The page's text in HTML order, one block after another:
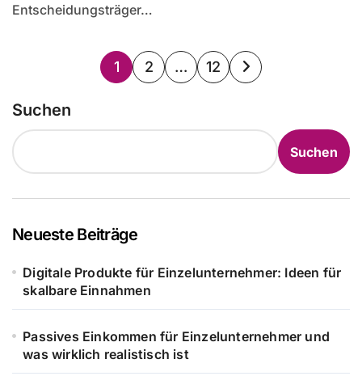
Entscheidungsträger…
Seitennummerierung
1 2 … 12
Suchen
Suchen
Neueste Beiträge
Digitale Produkte für Einzelunternehmer: Ideen für
skalbare Einnahmen
Passives Einkommen für Einzelunternehmer und
was wirklich realistisch ist